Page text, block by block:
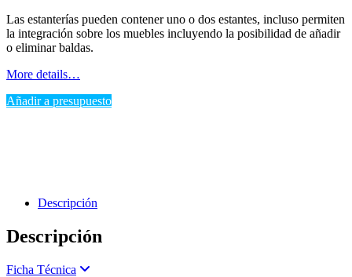
Las estanterías pueden contener uno o dos estantes, incluso permiten
la integración sobre los muebles incluyendo la posibilidad de añadir
o eliminar baldas.
More details…
Añadir a presupuesto
Descripción
Descripción
Ficha Técnica